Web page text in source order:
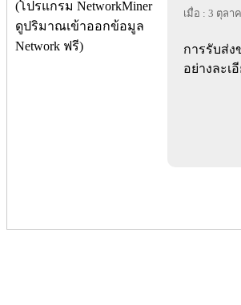
เมื่อ : 3 ตุลา
การรับส่ง
อย่างละเ